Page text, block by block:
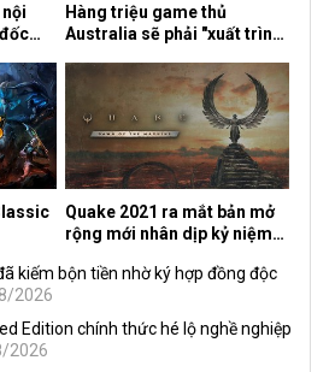
Hàng triệu game thủ
Australia sẽ phải "xuất trình
số tựa game trên Xbox?
Quake 2021 ra mắt bản mở
rộng mới nhân dịp kỷ niệm
the Machine
kiếm bộn tiền nhờ ký hợp đồng độc
2026
Edition chính thức hé lộ nghề nghiệp
2026